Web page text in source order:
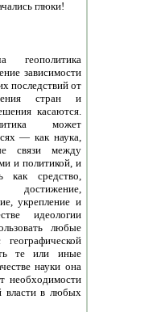
глюки!
геополитика
зависимости
последствий от
стран и
касаются.
может
— как наука,
связи между
и политикой, и
как средство,
укрепление и
идеологии
любые
те или иные
науки она
необходимости
власти в любых